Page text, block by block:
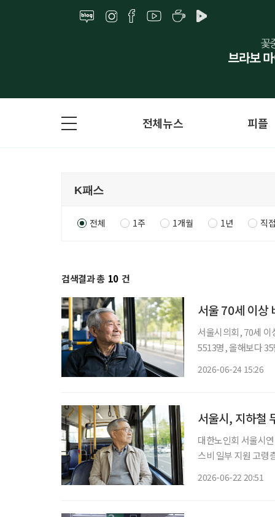
전체뉴스 피플
전체 1주 1개월 1년 직
검색결과 총 10 건
서울 70세 이상
서울시의회, 70세 이
5513명, 올해보다
2026-06-24 15:26
서울시, 지하철
대한노인회 서울시
스비 일부 지원 고령층의 지하철 무임승차 나이를 상향 조정하는 등 어르신 대중교통 정책을
2026-06-22 20:51